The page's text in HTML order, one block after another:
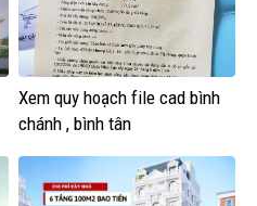
Xem quy hoạch file cad bình
chánh , bình tân